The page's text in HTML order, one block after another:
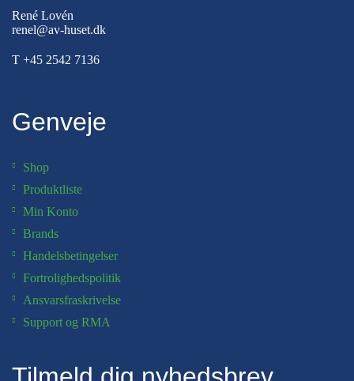
René Lovén
renel@av-huset.dk
T +45 2542 7136
Genveje
Shop
Produktliste
Min Konto
Brands
Handelsbetingelser
Fortrolighedspolitik
Ansvarsfraskrivelse
Support og RMA